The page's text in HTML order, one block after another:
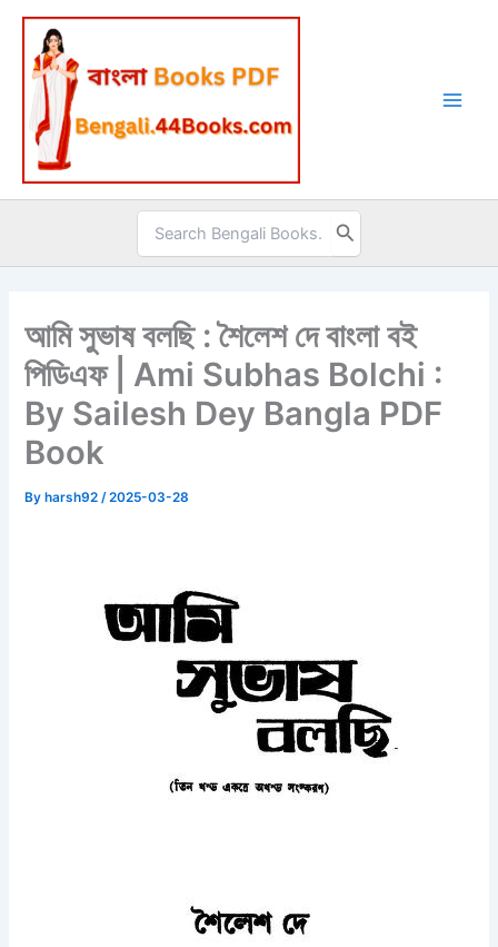
Skip
content
Search
for:
​আমি সুভাষ বলছি : শৈলেশ দে বাংলা বই
পিডিএফ | Ami Subhas Bolchi :
By Sailesh Dey Bangla PDF
Book​
By harsh92/2025-03-28